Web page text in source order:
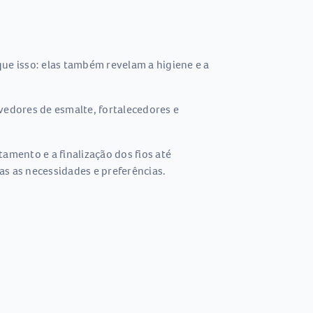
isso: elas também revelam a higiene e a
de esmalte, fortalecedores e
e a finalização dos fios até
as necessidades e preferências.